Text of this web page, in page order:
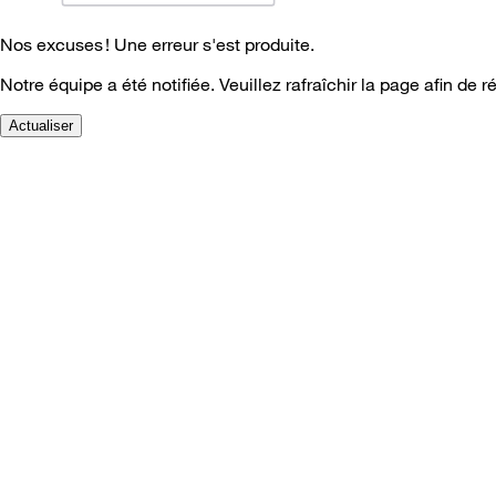
Nos excuses ! Une erreur s'est produite.
Notre équipe a été notifiée. Veuillez rafraîchir la page afin de
Actualiser